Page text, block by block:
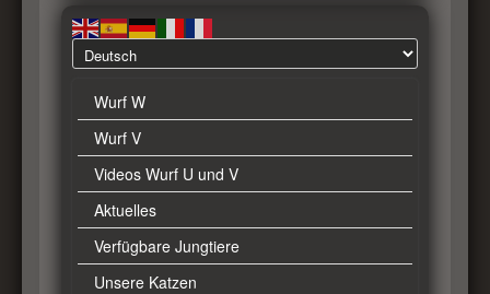
Wurf W
Wurf V
Videos Wurf U und V
Aktuelles
Verfügbare Jungtiere
Unsere Katzen